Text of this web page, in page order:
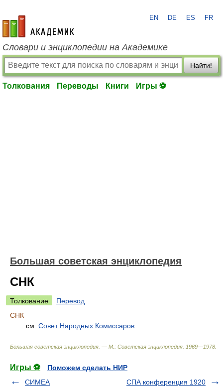
academic.ru
EN DE ES FR
Словари и энциклопедии на Академике
Найти!
Толкования Переводы Книги Игры ⚽
Большая советская энциклопедия
СНК
Толкование
Перевод
СНК
см. Совет Народных Комиссаров
Большая советская энциклопедия. — М.: Советская энциклопедия 1969—1978
Игры ⚽
Поможем сделать НИР
СИМЕА
СПА конференция 1920